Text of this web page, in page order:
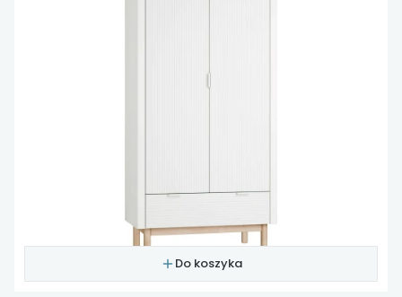
Do koszyka